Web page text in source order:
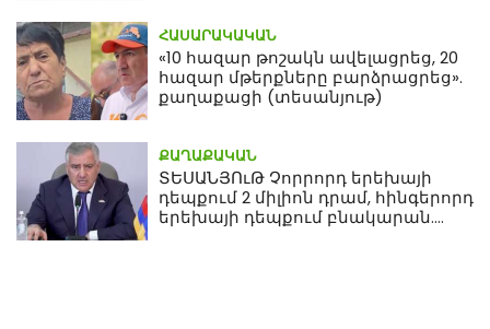
ՀԱՍԱՐԱԿԱԿԱՆ
«10 հազար թոշակն ավելացրեց, 20
հազար մթերքները բարձրացրեց».
քաղաքացի (տեսանյութ)
ՔԱՂԱՔԱԿԱՆ
ՏԵՍԱՆՅՈւԹ Չորրորդ երեխայի
դեպքում 2 միլիոն դրամ, հինգերորդ
երեխայի դեպքում բնակարան.